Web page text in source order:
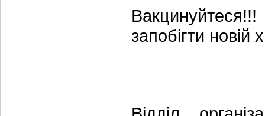
запобігти новій